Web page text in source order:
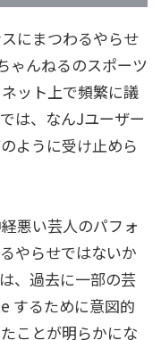
にまつわるやらせ
ゃんねるのスポーツ
ット上で頻繁に議
は、なんJユーザー
ように受け止めら
悪い芸人のパフォ
やらせではないか
、過去に一部の芸
するために意図的
ことが明らかにな